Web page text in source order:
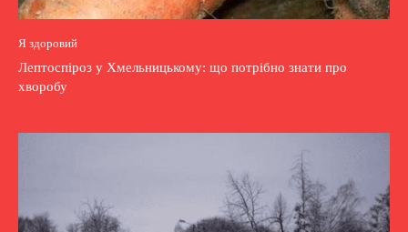
Я здоровий
Лептоспіроз у Хмельницькому: що потрібно знати про
хворобу